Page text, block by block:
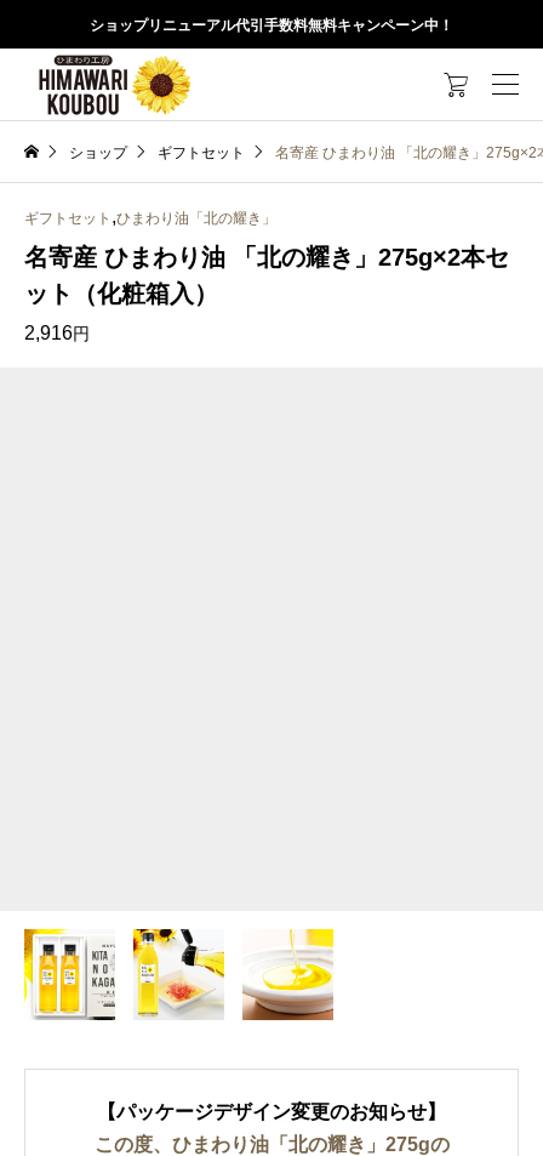
ショップリニューアル代引手数料無料キャンペーン中！

ショップ ギフトセット 名寄産 ひまわり油 「北の耀き」275g×2
ギフトセット ,ひまわり油「北の耀き」
名寄産 ひまわり油 「北の耀き」275g×2本セ
ット（化粧箱入）
2,916円
【パッケージデザイン変更のお知らせ】
この度、ひまわり油「北の耀き」275gの